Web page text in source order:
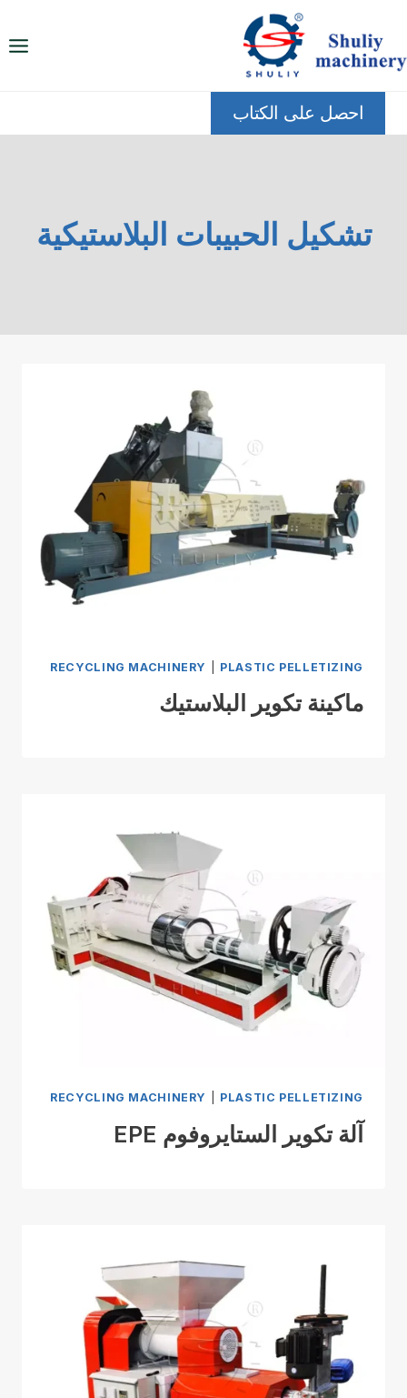
المحتوى
احصل على الكتاب
تشكيل الحبيبات البلاستيكية
RECYCLING MACHINERY PLASTIC PELLETIZING
ماكينة تكوير البلاستيك
RECYCLING MACHINERY PLASTIC PELLETIZING
آلة تكوير الستايروفوم EPE